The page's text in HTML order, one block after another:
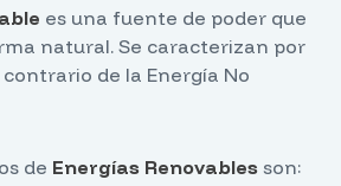
es una fuente de poder que
natural. Se caracterizan por
de la Energía No
de Energías Renovables son: